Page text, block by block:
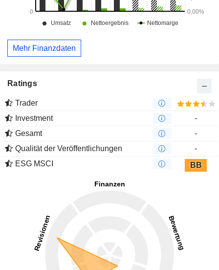
Mehr Finanzdaten
Ratings
Trader
Investment
-
Gesamt
-
Qualität der Veröffentlichungen
-
ESG MSCI
BB